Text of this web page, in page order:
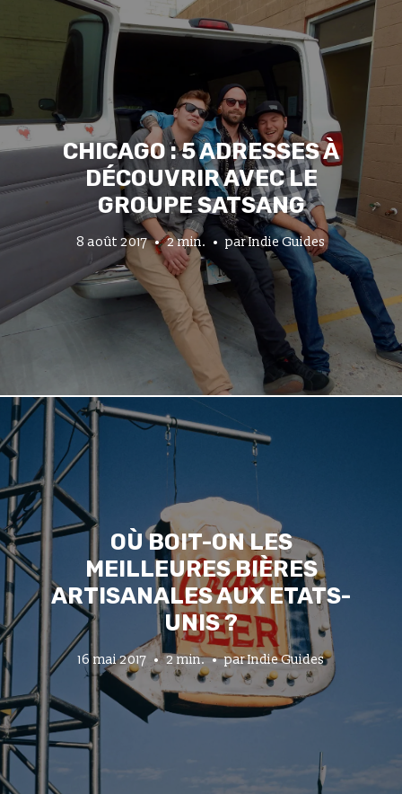
CHICAGO : 5 ADRESSES À
DÉCOUVRIR AVEC LE
GROUPE SATSANG
8 août 2017 2 min. parIndie Guides
OÙ BOIT-ON LES
MEILLEURES BIÈRES
ARTISANALES AUX ETATS-
UNIS ?
16 mai 2017 2 min. parIndie Guides